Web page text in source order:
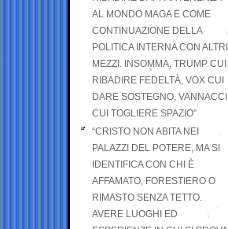
AL MONDO MAGA E COME
CONTINUAZIONE DELLA
POLITICA INTERNA CON ALTRI
MEZZI. INSOMMA, TRUMP CUI
RIBADIRE FEDELTÀ, VOX CUI
DARE SOSTEGNO, VANNACCI
CUI TOGLIERE SPAZIO”
“CRISTO NON ABITA NEI
PALAZZI DEL POTERE, MA SI
IDENTIFICA CON CHI È
AFFAMATO, FORESTIERO O
RIMASTO SENZA TETTO.
AVERE LUOGHI ED